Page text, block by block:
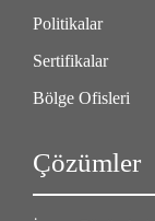
Politikalar
Sertifikalar
Bölge Ofisleri
Çözümler